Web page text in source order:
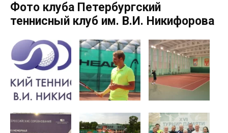
Фото клуба Петербургский
теннисный клуб им. В.И. Никифорова